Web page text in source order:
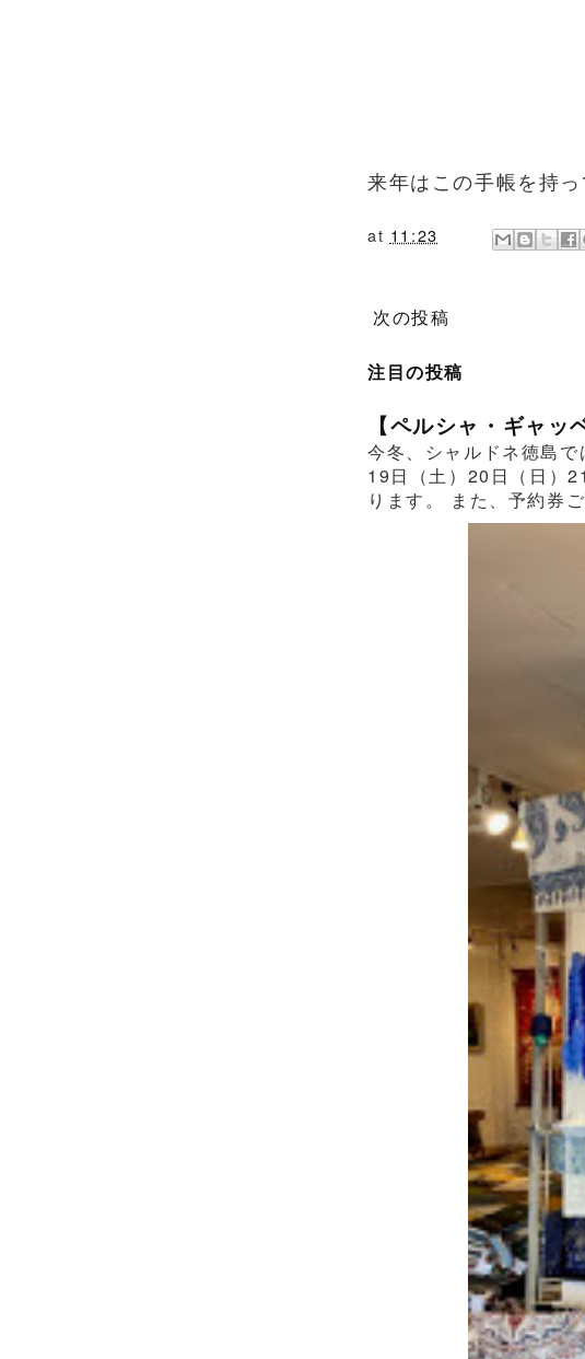
来年はこの手帳を持
at 11:23
次の投稿
注目の投稿
【ペルシャ・ギャッ
今冬、シャルドネ徳島
19日（土）20日（日）
ります。 また、予約券